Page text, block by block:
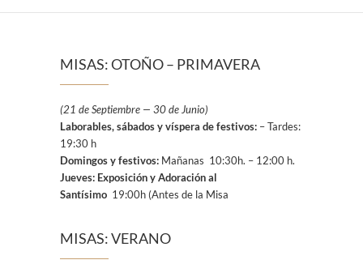
MISAS: OTOÑO – PRIMAVERA
(21 de Septiembre — 30 de Junio)
Laborables, sábados y víspera de festivos: – Tardes:
19:30 h
Domingos y festivos: Mañanas 10:30h. – 12:00 h.
Jueves: Exposición y Adoración al
Santísimo 19:00h (Antes de la Misa
MISAS: VERANO